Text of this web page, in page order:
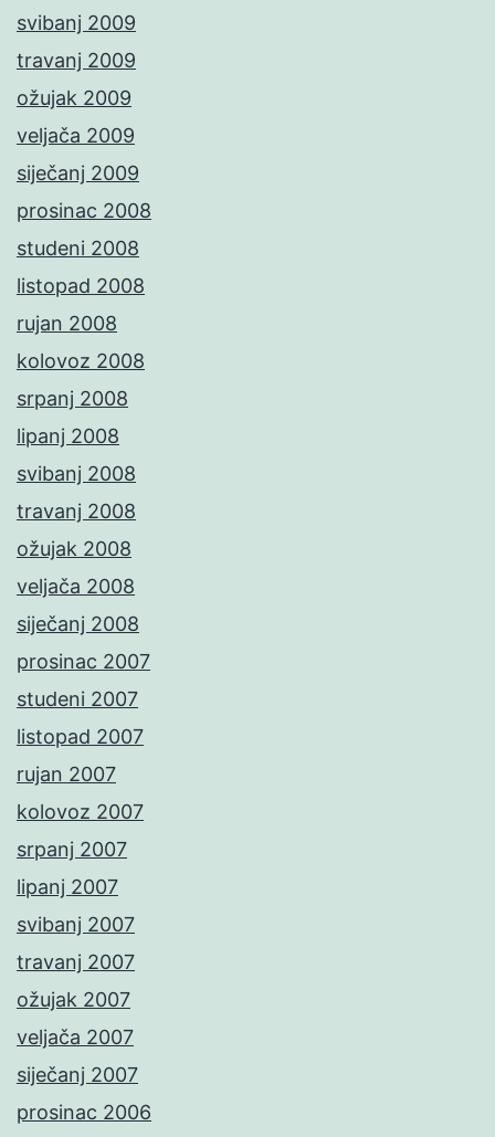
svibanj 2009
travanj 2009
ožujak 2009
veljača 2009
siječanj 2009
prosinac 2008
studeni 2008
listopad 2008
rujan 2008
kolovoz 2008
srpanj 2008
lipanj 2008
svibanj 2008
travanj 2008
ožujak 2008
veljača 2008
siječanj 2008
prosinac 2007
studeni 2007
listopad 2007
rujan 2007
kolovoz 2007
srpanj 2007
lipanj 2007
svibanj 2007
travanj 2007
ožujak 2007
veljača 2007
siječanj 2007
prosinac 2006